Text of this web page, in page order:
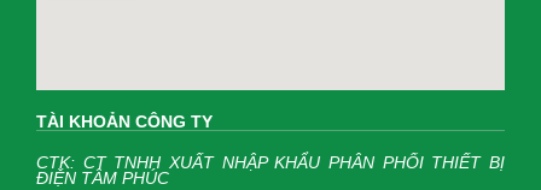
TÀI KHOẢN CÔNG TY
CTK: CT TNHH XUẤT NHẬP KHẨU PHÂN PHỐI THIẾT BỊ
ĐIỆN TÂM PHÚC